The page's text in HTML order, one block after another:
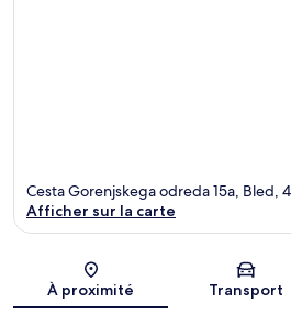
Carte
Cesta Gorenjskega odreda 15a, Bled,
Afficher sur la carte
À proximité Transport